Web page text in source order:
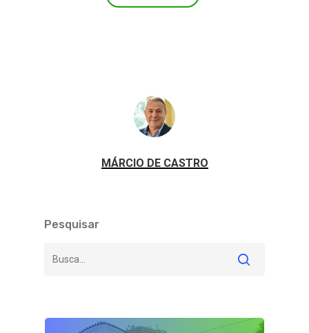
MÁRCIO DE CASTRO
Pesquisar